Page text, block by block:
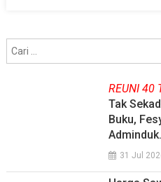
REUNI 40
Tak
Buku,
Adminduk.
31 Jul